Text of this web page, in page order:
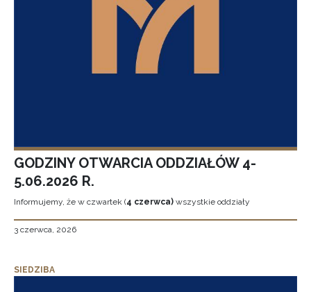
GODZINY OTWARCIA ODDZIAŁÓW 4-
5.06.2026 R.
Informujemy, że w czwartek (4 czerwca) wszystkie oddziały
3 czerwca, 2026
SIEDZIBA